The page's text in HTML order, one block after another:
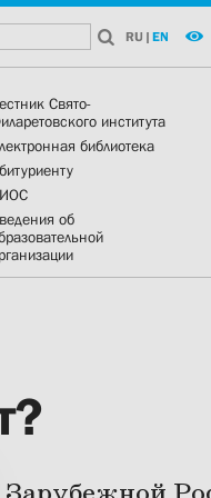
RU | EN
Свято-
института
библиотека
об